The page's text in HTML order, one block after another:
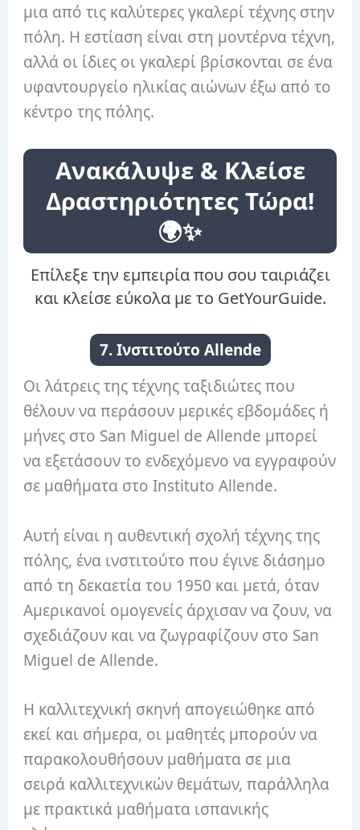
μια από τις καλύτερες γκαλερί τέχνης στην
πόλη. Η εστίαση είναι στη μοντέρνα τέχνη,
αλλά οι ίδιες οι γκαλερί βρίσκονται σε ένα
υφαντουργείο ηλικίας αιώνων έξω από το
κέντρο της πόλης.
Ανακάλυψε & Κλείσε
Δραστηριότητες Τώρα!
🌍✨
Επίλεξε την εμπειρία που σου ταιριάζει
και κλείσε εύκολα με το GetYourGuide.
7. Ινστιτούτο Allende
Οι λάτρεις της τέχνης ταξιδιώτες που
θέλουν να περάσουν μερικές εβδομάδες ή
μήνες στο San Miguel de Allende μπορεί
να εξετάσουν το ενδεχόμενο να εγγραφούν
σε μαθήματα στο Instituto Allende.
Αυτή είναι η αυθεντική σχολή τέχνης της
πόλης, ένα ινστιτούτο που έγινε διάσημο
από τη δεκαετία του 1950 και μετά, όταν
Αμερικανοί ομογενείς άρχισαν να ζουν, να
σχεδιάζουν και να ζωγραφίζουν στο San
Miguel de Allende.
Η καλλιτεχνική σκηνή απογειώθηκε από
εκεί και σήμερα, οι μαθητές μπορούν να
παρακολουθήσουν μαθήματα σε μια
σειρά καλλιτεχνικών θεμάτων, παράλληλα
με πρακτικά μαθήματα ισπανικής